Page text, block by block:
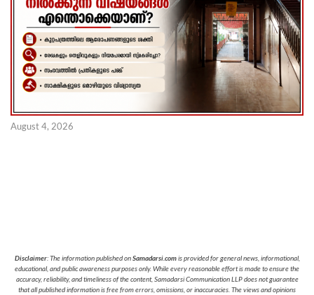
August 4, 2026
Disclaimer: The information published onSamadarsi.comis provided for general news, informational,
educational, and public awareness purposes only. While every reasonable effort is made to ensure the
accuracy, reliability, and timeliness of the content, Samadarsi Communication LLP does not guarantee
that all published information is free from errors, omissions, or inaccuracies. The views and opinions